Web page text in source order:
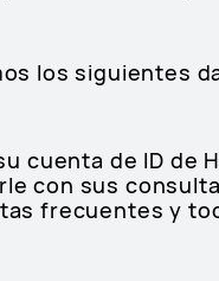
los siguientes
cuenta de ID de
con sus
frecuentes y